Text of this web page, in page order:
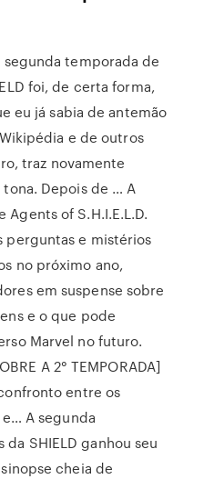
temporada de
foi, de certa forma,
eu já sabia de antemão
e de outros
traz novamente
Depois de … A
of S.H.I.E.L.D.
perguntas e mistérios
no próximo ano,
em suspense sobre
e o que pode
Marvel no futuro.
A 2° TEMPORADA]
entre os
e… A segunda
SHIELD ganhou seu
cheia de